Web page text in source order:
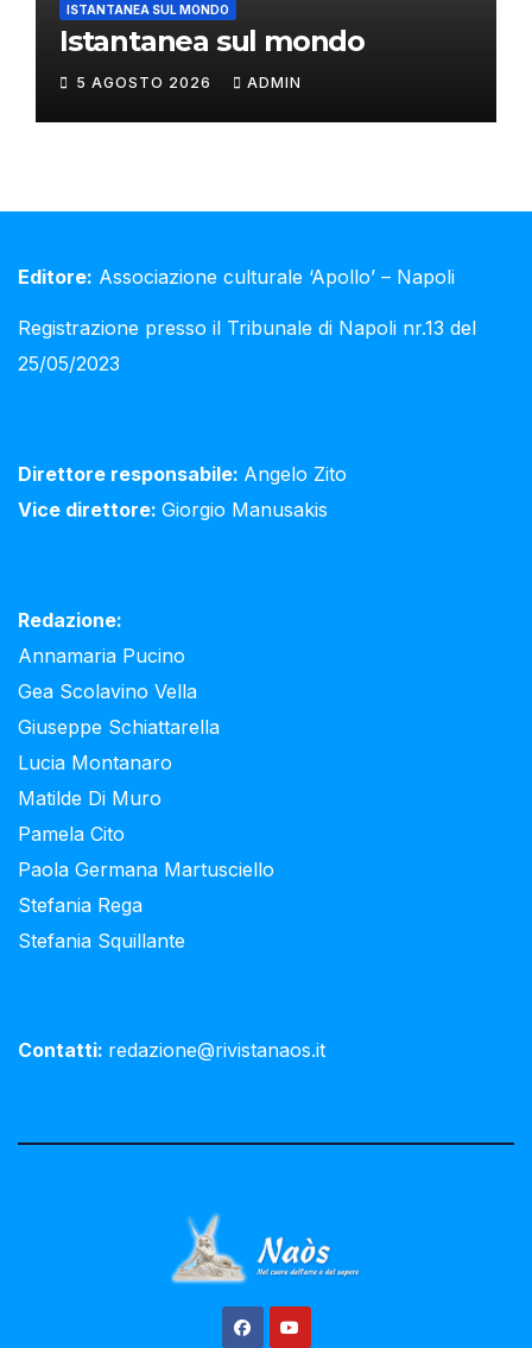
ISTANTANEA SUL MONDO
Istantanea sul mondo
5 AGOSTO 2026 ADMIN
Editore: Associazione culturale ‘Apollo’ – Napoli
Registrazione presso il Tribunale di Napoli nr.13 del
25/05/2023
Direttore responsabile: Angelo Zito
Vice direttore: Giorgio Manusakis
Redazione:
Annamaria Pucino
Gea Scolavino Vella
Giuseppe Schiattarella
Lucia Montanaro
Matilde Di Muro
Pamela Cito
Paola Germana Martusciello
Stefania Rega
Stefania Squillante
Contatti: redazione@rivistanaos.it